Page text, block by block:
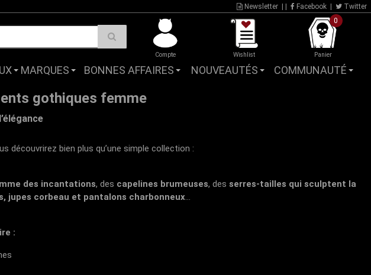
Newsletter Facebook Twitter
Compte Wishlist
0
Panier
MARQUES BONNES AFFAIRES NOUVEAUTÉS COMMUNAUTÉ
gothiques femme
découvrirez bien plus qu’une simple collection :
des incantations, des capelines brumeuses, des serres-tailles qui sculptent la
jupes corbeau et pantalons charbonneux...
: